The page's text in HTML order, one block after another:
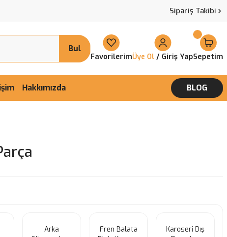
Sipariş Takibi
Bul
FavorilerimÜye Ol / Giriş YapSepetim
Hakkımızda BLOG
Arka
Fren Balata
Karoseri Dış